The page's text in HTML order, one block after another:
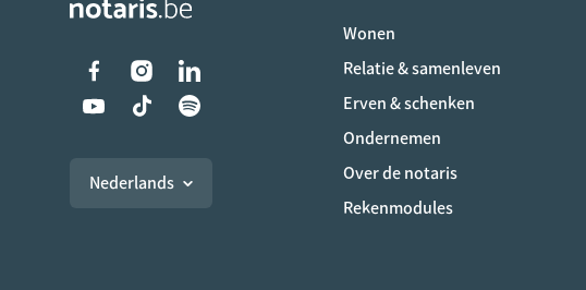
Liens vers les réseaux sociaux
Nederlands
Wonen
Relatie & samenleven
Erven & schenken
Ondernemen
Over de notaris
Rekenmodules